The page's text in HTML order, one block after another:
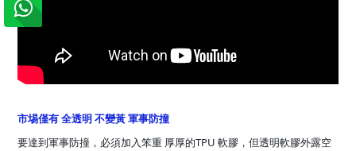
市埸僅有 全透明 不變黃 軍事防撞
要達到軍事防撞，必須加入笨重 厚厚的TPU 軟膠，但透明軟膠外露空